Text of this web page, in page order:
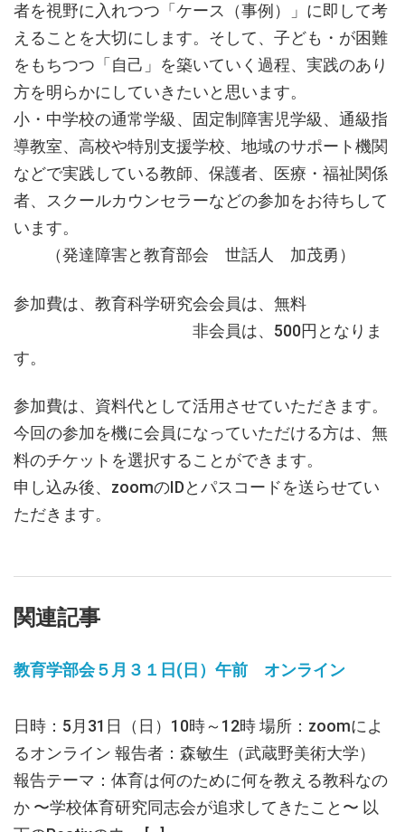
者を視野に入れつつ「ケース（事例）」に即して考
えることを大切にします。そして、子ども・が困難
をもちつつ「自己」を築いていく過程、実践のあり
方を明らかにしていきたいと思います。
小・中学校の通常学級、固定制障害児学級、通級指
導教室、高校や特別支援学校、地域のサポート機関
などで実践している教師、保護者、医療・福祉関係
者、スクールカウンセラーなどの参加をお待ちして
います。
（発達障害と教育部会 世話人 加茂勇）
参加費は、教育科学研究会会員は、無料
非会員は、500円となりま
す。
参加費は、資料代として活用させていただきます。
今回の参加を機に会員になっていただける方は、無
料のチケットを選択することができます。
申し込み後、zoomのIDとパスコードを送らせてい
ただきます。
関連記事
教育学部会５月３１日(日）午前 オンライン
日時：5月31日（日）10時～12時 場所：zoomによ
るオンライン 報告者：森敏生（武蔵野美術大学）
報告テーマ：体育は何のために何を教える教科なの
か 〜学校体育研究同志会が追求してきたこと〜 以